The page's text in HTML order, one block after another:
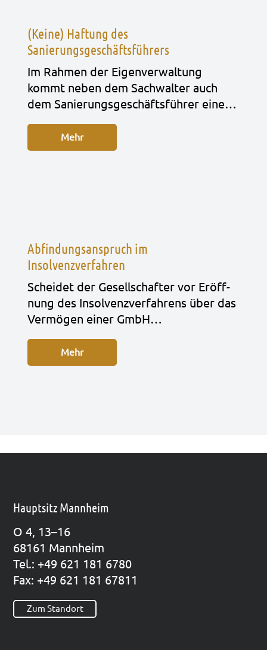
(Keine) Haftung des
Sanierungsgeschäftsführers
Im Rah­men der Eigen­ver­wal­tung
kommt neben dem Sach­wal­ter auch
dem Sanie­rungs­ge­schäfts­füh­rer eine…
Mehr
Abfindungsanspruch im
Insolvenzverfahren
Schei­det der Gesell­schaf­ter vor Eröff­
nung des Insol­venz­ver­fah­rens über das
Ver­mö­gen einer GmbH…
Mehr
Hauptsitz Mannheim
O 4, 13–16
68161 Mann­heim
Tel.: +49 621 181 6780
Fax: +49 621 181 67811
Zum Standort